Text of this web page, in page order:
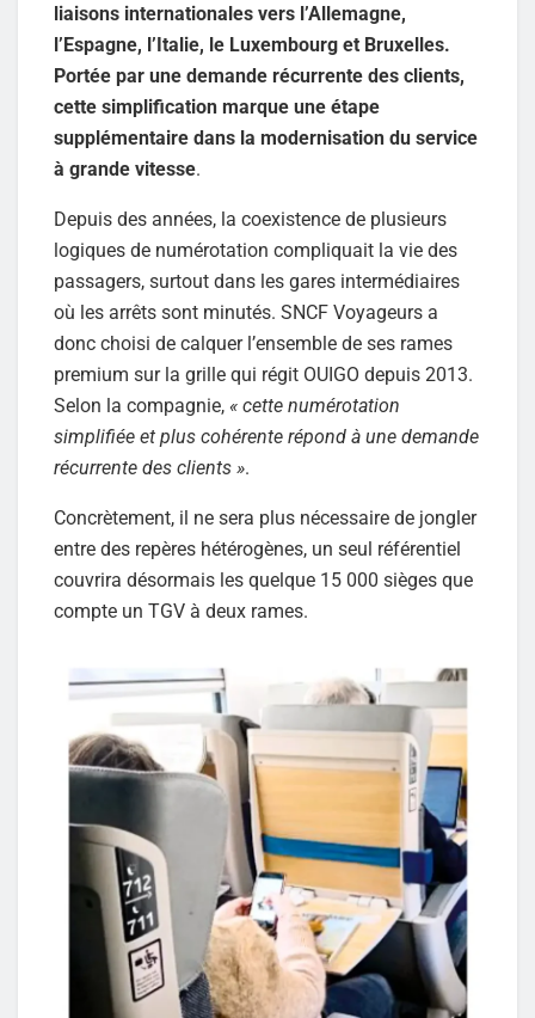
liaisons internationales vers l’Allemagne,
l’Espagne, l’Italie, le Luxembourg et Bruxelles.
Portée par une demande récurrente des clients,
cette simplification marque une étape
supplémentaire dans la modernisation du service
à grande vitesse.
Depuis des années, la coexistence de plusieurs
logiques de numérotation compliquait la vie des
passagers, surtout dans les gares intermédiaires
où les arrêts sont minutés. SNCF Voyageurs a
donc choisi de calquer l’ensemble de ses rames
premium sur la grille qui régit OUIGO depuis 2013.
Selon la compagnie, « cette numérotation
simplifiée et plus cohérente répond à une demande
récurrente des clients ».
Concrètement, il ne sera plus nécessaire de jongler
entre des repères hétérogènes, un seul référentiel
couvrira désormais les quelque 15 000 sièges que
compte un TGV à deux rames.